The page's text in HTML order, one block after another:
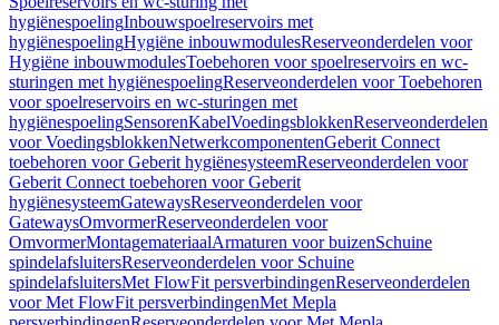
hygiënespoelingInbouwspoelreservoirs met
hygiënespoelingHygiëne inbouwmodulesReserveonderdelen voor
Hygiëne inbouwmodulesToebehoren voor spoelreservoirs en wc-
sturingen met hygiënespoelingReserveonderdelen voor Toebehoren
voor spoelreservoirs en wc-sturingen met
hygiënespoelingSensorenKabelVoedingsblokkenReserveonderdelen
voor VoedingsblokkenNetwerkcomponentenGeberit Connect
toebehoren voor Geberit hygiënesysteemReserveonderdelen voor
Geberit Connect toebehoren voor Geberit
hygiënesysteemGatewaysReserveonderdelen voor
GatewaysOmvormerReserveonderdelen voor
OmvormerMontagemateriaalArmaturen voor buizenSchuine
spindelafsluitersReserveonderdelen voor Schuine
spindelafsluitersMet FlowFit persverbindingenReserveonderdelen
voor Met FlowFit persverbindingenMet Mepla